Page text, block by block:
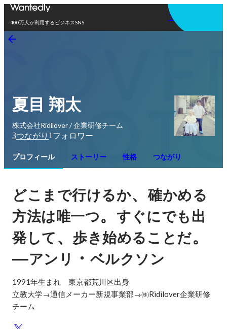
400万人が利用するビジネスSNS
アプリを使う
夏目 翔太
株式会社Ridilover / 企業研修チーム
3つながり 1 フォロワー
プロフィール ストーリー 性格 つながり
どこまで行けるか、確かめる
方法は唯一つ。 すぐにでも出
発して、歩き始めることだ。
―アンリ ・ ベルクソン
1991年生まれ　東京都荒川区出身
立教大学→通信メーカー新規事業部→㈱Ridilover企業研修
チーム